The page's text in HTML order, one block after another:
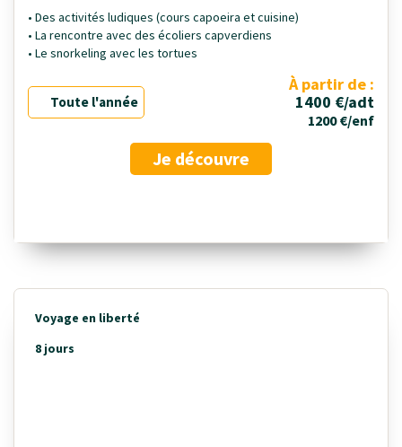
• Des activités ludiques (cours capoeira et cuisine)
• La rencontre avec des écoliers capverdiens
• Le snorkeling avec les tortues
Toute l'année
À partir de :
1400 €/adt
1200 €/enf
Je découvre
Voyage en liberté
8 jours